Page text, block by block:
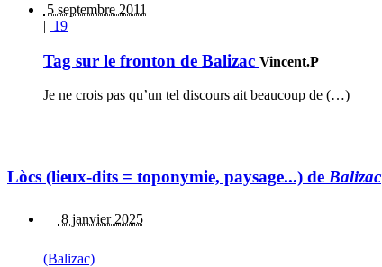
5 septembre 2011
| 19
Tag sur le fronton de Balizac Vincent.P
Je ne crois pas qu’un tel discours ait beaucoup de (…)
Lòcs (lieux-dits = toponymie, paysage...) de Balizac
8 janvier 2025
(Balizac)